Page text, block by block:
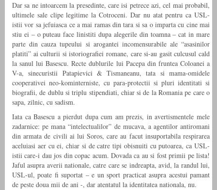
Dar sa ne intoarcem la presedinte, care isi petrece azi, cel mai probabil,
ultimele sale clipe legitime la Cotroceni. Dar nu atat pentru ca USL-
istii vor sa jefuiasca ce a mai ramas din tara si sa o imparta cu cine mai
stiu ei – o puteau face linistiti dupa alegerile din toamna – cat in mare
parte din cauza tupeului si arogantei incomensurabile ale “asasinilor
platiti” ai culturii si istoriografiei romane, care si-au gasit culcusul cald
la sanul lui Basescu. Recte dublurile lui Pacepa din fruntea Coloanei a
V-a, sinecuristii Patapievici & Tismaneanu, tata si mama-omidele
cooperativei neo-kominterniste, cu para-protectii si pluri identitati si
biografii, de dublu si triplu stipendiati, chiar si de la Romania pe care o
sapa, zilnic, cu sadism.
Iata ca Basescu a pierdut dupa cum am prezis, in avertismentele mele
zadarnice: pe mana “intelectualilor” de mucava, a agentilor antiromani
din armata de civili ai lui Soros, care au facut insuportabila respirarea
aceluiasi aer cu ei, chiar si de catre tipi obisnuiti cu putoarea, ca USL-
istii care-i dau jos din copac acum. Dovada ca au si fost primii pe lista!
Jaful asupra averii nationale, catre care se indreapta, avid, la randul lui,
USL-ul, poate fi suportat – e un sport practicat asupra acestui pamant
de peste doua mii de ani -, dar atentatul la identitatea nationala, nu.